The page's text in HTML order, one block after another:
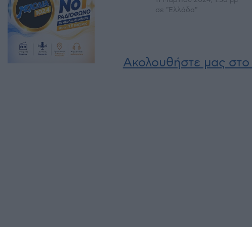
σε "Ελλάδα"
Ακολουθήστε μας στο